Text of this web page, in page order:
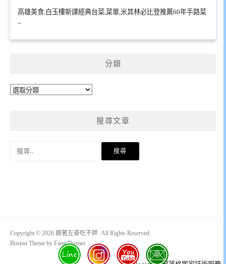
高雄美食,白玉樓新譯經典台菜,菜單,米其林必比登推薦60年手路菜
~
分類
分
搜尋文章
Copyright © 2026 跟著左豪吃不胖. All Rights Reserved.
Boston Theme by FameThemes